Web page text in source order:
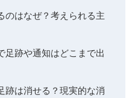
のはなぜ？考えられる主
足跡や通知はどこまで出
跡は消せる？現実的な消